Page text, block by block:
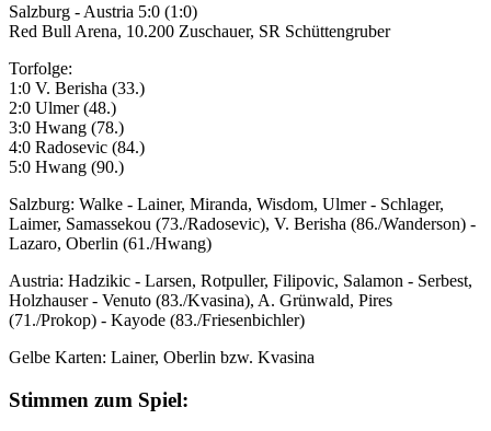
Salzburg - Austria 5:0 (1:0)
Red Bull Arena, 10.200 Zuschauer, SR Schüttengruber
Torfolge:
1:0 V. Berisha (33.)
2:0 Ulmer (48.)
3:0 Hwang (78.)
4:0 Radosevic (84.)
5:0 Hwang (90.)
Salzburg: Walke - Lainer, Miranda, Wisdom, Ulmer - Schlager,
Laimer, Samassekou (73./Radosevic), V. Berisha (86./Wanderson) -
Lazaro, Oberlin (61./Hwang)
Austria: Hadzikic - Larsen, Rotpuller, Filipovic, Salamon - Serbest,
Holzhauser - Venuto (83./Kvasina), A. Grünwald, Pires
(71./Prokop) - Kayode (83./Friesenbichler)
Gelbe Karten: Lainer, Oberlin bzw. Kvasina
Stimmen zum Spiel: